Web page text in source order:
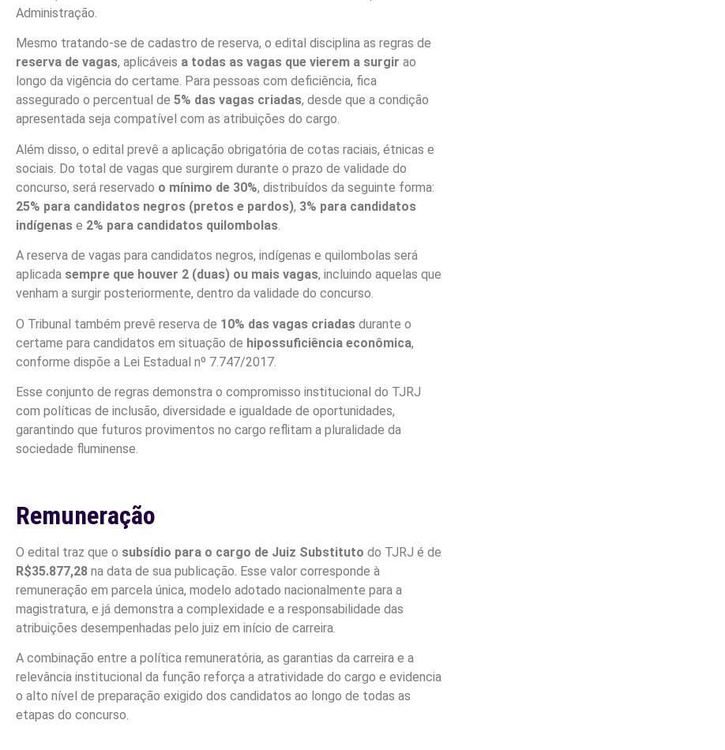
Administração.
Mesmo tratando-se de cadastro de reserva, o edital disciplina as regras de
reserva de vagas, aplicáveis a todas as vagas que vierem a surgir ao
longo da vigência do certame. Para pessoas com deficiência, fica
assegurado o percentual de 5% das vagas criadas, desde que a condição
apresentada seja compatível com as atribuições do cargo.
Além disso, o edital prevê a aplicação obrigatória de cotas raciais, étnicas e
sociais. Do total de vagas que surgirem durante o prazo de validade do
concurso, será reservado o mínimo de 30%, distribuídos da seguinte forma:
25% para candidatos negros (pretos e pardos), 3% para candidatos
indígenas e 2% para candidatos quilombolas.
A reserva de vagas para candidatos negros, indígenas e quilombolas será
aplicada sempre que houver 2 (duas) ou mais vagas, incluindo aquelas que
venham a surgir posteriormente, dentro da validade do concurso.
O Tribunal também prevê reserva de 10% das vagas criadas durante o
certame para candidatos em situação de hipossuficiência econômica,
conforme dispõe a Lei Estadual nº 7.747/2017.
Esse conjunto de regras demonstra o compromisso institucional do TJRJ
com políticas de inclusão, diversidade e igualdade de oportunidades,
garantindo que futuros provimentos no cargo reflitam a pluralidade da
sociedade fluminense.
Remuneração
O edital traz que o subsídio para o cargo de Juiz Substituto do TJRJ é de
R$35.877,28 na data de sua publicação. Esse valor corresponde à
remuneração em parcela única, modelo adotado nacionalmente para a
magistratura, e já demonstra a complexidade e a responsabilidade das
atribuições desempenhadas pelo juiz em início de carreira.
A combinação entre a política remuneratória, as garantias da carreira e a
relevância institucional da função reforça a atratividade do cargo e evidencia
o alto nível de preparação exigido dos candidatos ao longo de todas as
etapas do concurso.